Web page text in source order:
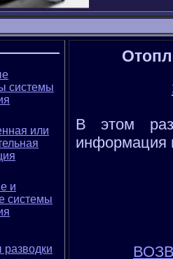
системы
или
и
системы
В этом
информация